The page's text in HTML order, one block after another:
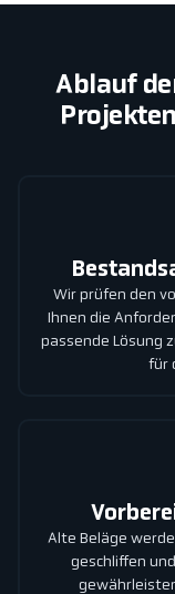
Ablauf
Wir prüfen den
Ihnen die
passende Lösung
für
Alte Beläge
geschliffen